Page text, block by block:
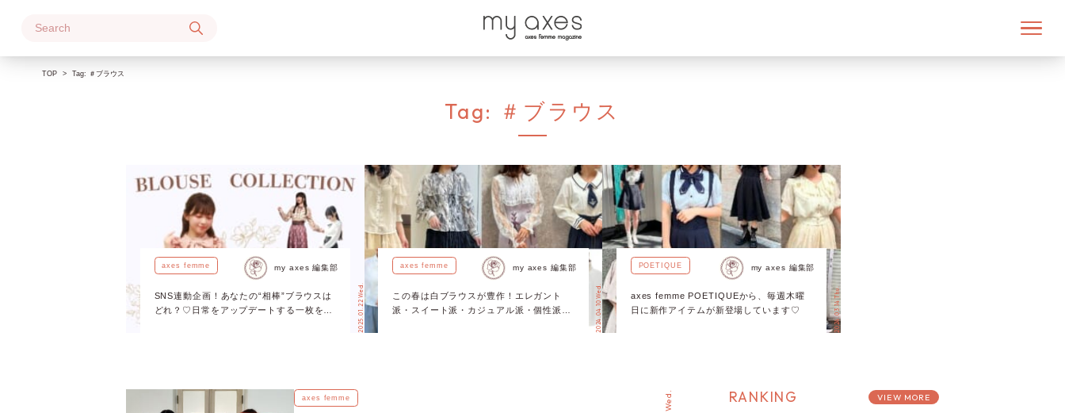
TOP Tag: ＃ブラウス
Tag: ＃ブラウス
axes femme
SNS連動企画！あなたの“相棒”ブラウスは
どれ？♡日常をアップデートする一枚を探
my axes 編集部
2025.01.22 Wed.
axes femme
この春は白ブラウスが豊作！エレガント
派・スイート派・カジュアル派・個性派を
my axes 編集部
2024.04.10 Wed.
POETIQUE
axes femme POETIQUEから、毎週木曜
日に新作アイテムが新登場しています♡
my axes 編集部
2024.03.14 Thu.
axes femme RANKING VIEW MORE